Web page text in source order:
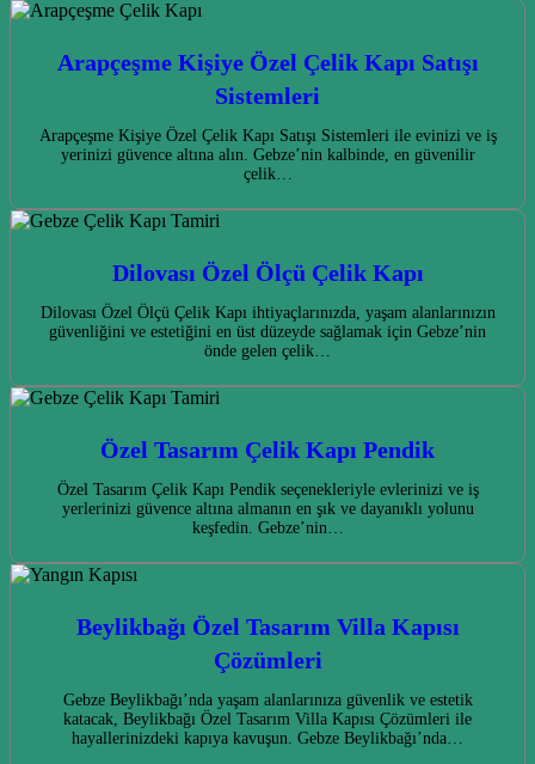
Arapçeşme Kişiye Özel Çelik Kapı Satışı
Sistemleri
Arapçeşme Kişiye Özel Çelik Kapı Satışı Sistemleri ile evinizi ve iş
yerinizi güvence altına alın. Gebze’nin kalbinde, en güvenilir
çelik…
Dilovası Özel Ölçü Çelik Kapı
Dilovası Özel Ölçü Çelik Kapı ihtiyaçlarınızda, yaşam alanlarınızın
güvenliğini ve estetiğini en üst düzeyde sağlamak için Gebze’nin
önde gelen çelik…
Özel Tasarım Çelik Kapı Pendik
Özel Tasarım Çelik Kapı Pendik seçenekleriyle evlerinizi ve iş
yerlerinizi güvence altına almanın en şık ve dayanıklı yolunu
keşfedin. Gebze’nin…
Beylikbağı Özel Tasarım Villa Kapısı
Çözümleri
Gebze Beylikbağı’nda yaşam alanlarınıza güvenlik ve estetik
katacak, Beylikbağı Özel Tasarım Villa Kapısı Çözümleri ile
hayallerinizdeki kapıya kavuşun. Gebze Beylikbağı’nda…